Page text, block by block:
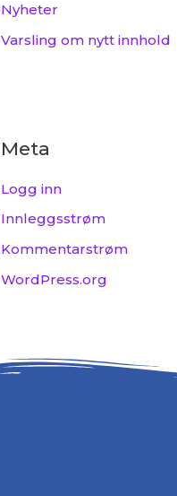
Nyheter
Varsling om nytt innhold
Meta
Logg inn
Innleggsstrøm
Kommentarstrøm
WordPress.org